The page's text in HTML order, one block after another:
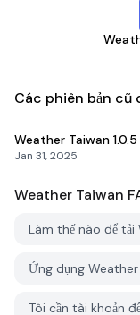
Các phiên bản cũ
Weather Taiwan 1.0.5
Jan 31, 2025
Weather Taiwan
Làm thế nào để tải